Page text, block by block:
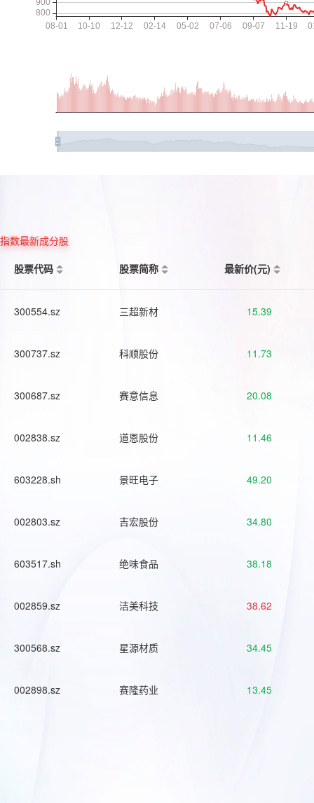
指数最新成分股
股票代码
股票简称 最新价(元)
300554.sz 三超新材 15.39
300737.sz 科顺股份 11.73
300687.sz 赛意信息 20.08
002838.sz 道恩股份 11.46
603228.sh 景旺电子 49.20
002803.sz 吉宏股份 34.80
603517.sh 绝味食品 38.18
002859.sz 洁美科技 38.62
300568.sz 星源材质 34.45
002898.sz 赛隆药业 13.45